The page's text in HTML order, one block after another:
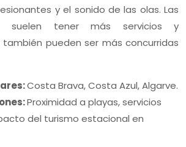
y el sonido de las olas. Las
suelen tener más servicios y
pueden ser más concurridas
Costa Brava, Costa Azul, Algarve.
Proximidad a playas, servicios
del turismo estacional en